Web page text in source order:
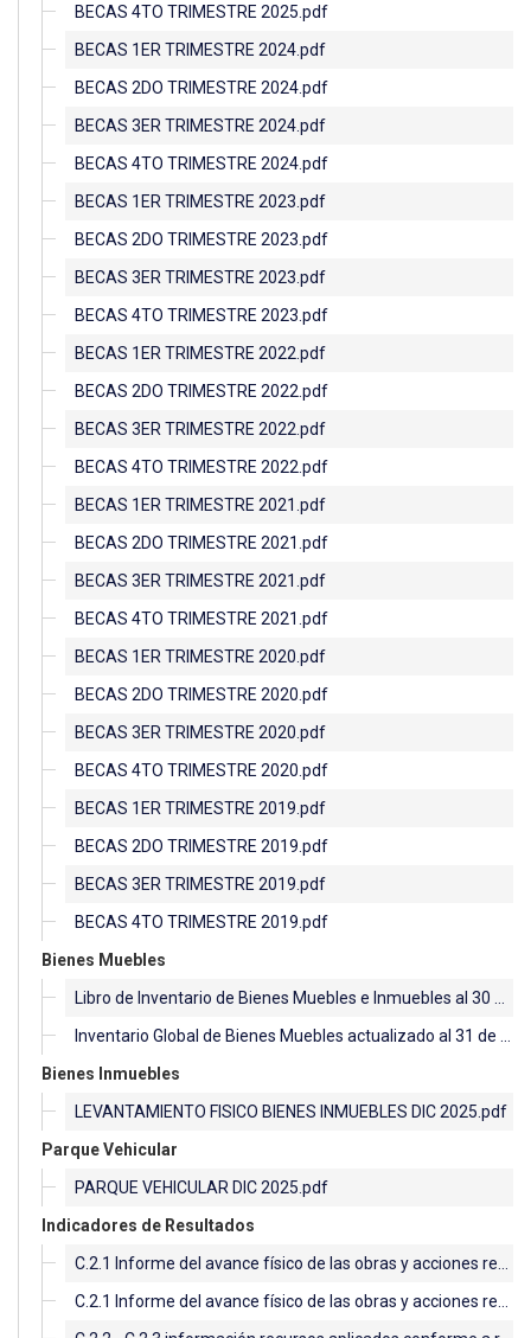
BECAS 4TO TRIMESTRE 2025.pdf
BECAS 1ER TRIMESTRE 2024.pdf
BECAS 2DO TRIMESTRE 2024.pdf
BECAS 3ER TRIMESTRE 2024.pdf
BECAS 4TO TRIMESTRE 2024.pdf
BECAS 1ER TRIMESTRE 2023.pdf
BECAS 2DO TRIMESTRE 2023.pdf
BECAS 3ER TRIMESTRE 2023.pdf
BECAS 4TO TRIMESTRE 2023.pdf
BECAS 1ER TRIMESTRE 2022.pdf
BECAS 2DO TRIMESTRE 2022.pdf
BECAS 3ER TRIMESTRE 2022.pdf
BECAS 4TO TRIMESTRE 2022.pdf
BECAS 1ER TRIMESTRE 2021.pdf
BECAS 2DO TRIMESTRE 2021.pdf
BECAS 3ER TRIMESTRE 2021.pdf
BECAS 4TO TRIMESTRE 2021.pdf
BECAS 1ER TRIMESTRE 2020.pdf
BECAS 2DO TRIMESTRE 2020.pdf
BECAS 3ER TRIMESTRE 2020.pdf
BECAS 4TO TRIMESTRE 2020.pdf
BECAS 1ER TRIMESTRE 2019.pdf
BECAS 2DO TRIMESTRE 2019.pdf
BECAS 3ER TRIMESTRE 2019.pdf
BECAS 4TO TRIMESTRE 2019.pdf
Bienes Muebles
Bienes Inmuebles
LEVANTAMIENTO FISICO BIENES INMUEBLES DIC 2025.pdf
Parque Vehicular
PARQUE VEHICULAR DIC 2025.pdf
Indicadores de Resultados